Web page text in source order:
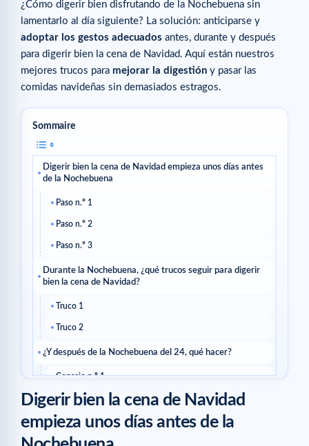
¿Cómo digerir bien disfrutando de la Nochebuena sin
lamentarlo al día siguiente? La solución: anticiparse y
adoptar los gestos adecuados antes, durante y después
para digerir bien la cena de Navidad. Aquí están nuestros
mejores trucos para mejorar la digestión y pasar las
comidas navideñas sin demasiados estragos.
Sommaire
Digerir bien la cena de Navidad empieza unos días antes
de la Nochebuena
Paso n.º 1
Paso n.º 2
Paso n.º 3
Durante la Nochebuena, ¿qué trucos seguir para digerir
bien la cena de Navidad?
Truco 1
Truco 2
¿Y después de la Nochebuena del 24, qué hacer?
Consejo n.º 1
Consejo n.º 2:
Consejo n.º 3
Artículos relacionados
Digerir bien la cena de Navidad
empieza unos días antes de la